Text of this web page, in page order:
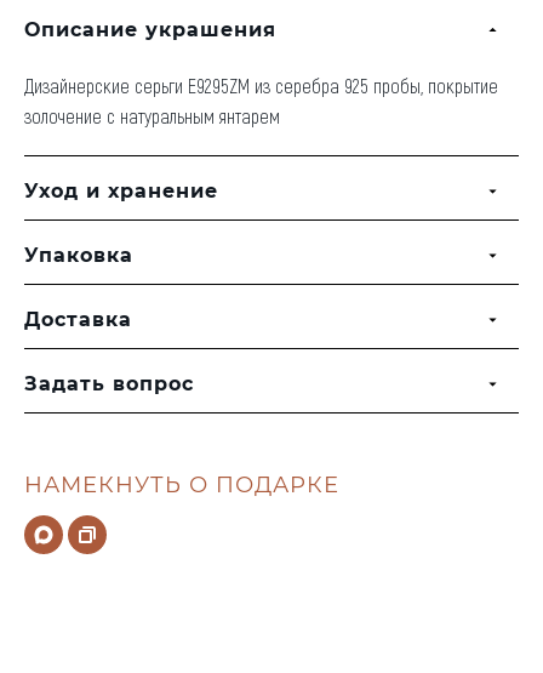
НАМЕКНУТЬ О ПОДАРКЕ
Описание украшения
Дизайнерские серьги E9295ZM из серебра 925 пробы, покрытие
золочение с натуральным янтарем
Уход и хранение
Упаковка
Доставка
Задать вопрос